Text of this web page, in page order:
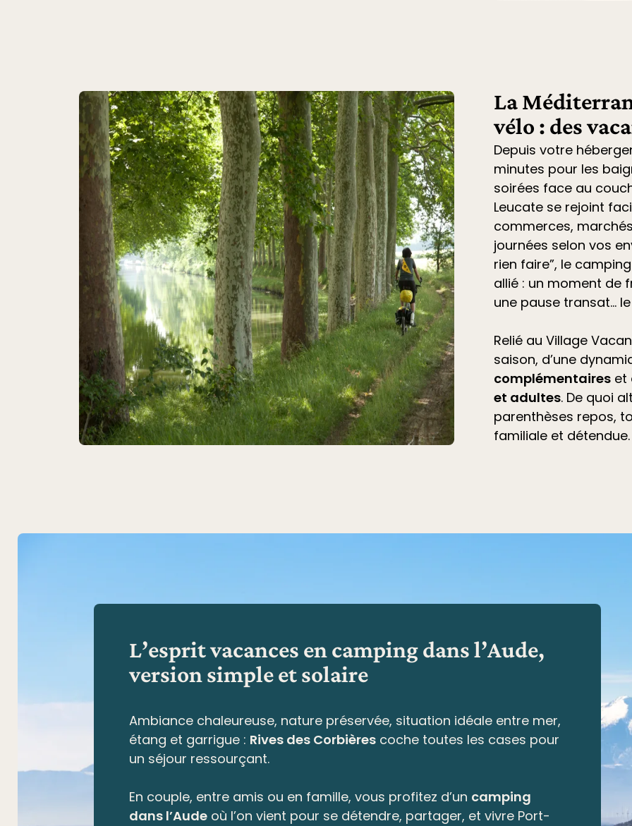
La
vélo : des
Depuis votre
minutes pour les
soirées face au
Leucate se rejoint
commerces,
journées selon vos
rien faire”, le
allié : un moment de
une pause transat…
Relié au Village
saison, d’une
complémentaires et
et adultes. De quoi
parenthèses repos,
familiale et détendue.
L’esprit vacances en camping dans l’Aude,
version simple et solaire
Ambiance chaleureuse, nature préservée, situation idéale entre mer,
étang et garrigue : Rives des Corbièrescoche toutes les cases pour
un séjour ressourçant.
En couple, entre amis ou en famille, vous profitez d’un camping
dans l’Audeoù l’on vient pour se détendre, partager, et vivre Port-